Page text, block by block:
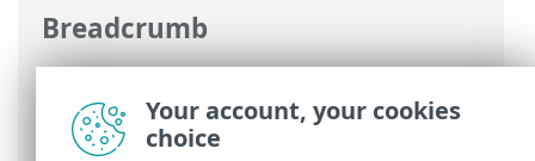
Breadcrumb
Ηλεκτρονική βοήθεια ESET>ESET
Glossary
>Απειλές και επιθέσεις >
Κοινωνική μηχανική
Your account, your cookies
choice